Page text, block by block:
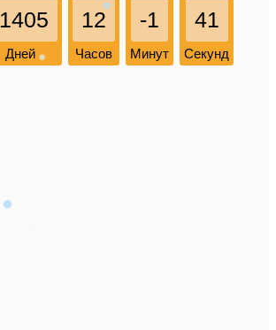
Дней
12
Часов
-1
Минут
41
Секунд